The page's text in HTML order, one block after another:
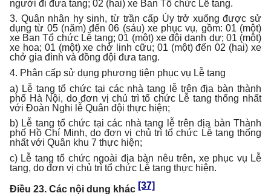
người đi đưa tang; 02 (hai) xe Ban Tổ chức Lễ tang.
3. Quân nhân hy sinh, từ trần cấp Úy trở xuống được sử
dụng từ 05 (năm) đến 06 (sáu) xe phục vụ, gồm: 01 (một)
xe Ban Tổ chức Lễ tang; 01 (một) xe đội danh dự; 01 (một)
xe hoa; 01 (một) xe chở linh cữu; 01 (một) đến 02 (hai) xe
chở gia đình và đồng đội đưa tang.
4. Phân cấp sử dụng phương tiện phục vụ Lễ tang
a) Lễ tang tổ chức tại các nhà tang lễ trên địa bàn thành
phố Hà Nội, do đơn vị chủ trì tổ chức Lễ tang thống nhất
với Đoàn Nghi lễ Quân đội thực hiện;
b) Lễ tang tổ chức tại các nhà tang lễ trên địa bàn Thành
phố Hồ Chí Minh, do đơn vị chủ trì tổ chức Lễ tang thống
nhất với Quân khu 7 thực hiện;
c) Lễ tang tổ chức ngoài địa bàn nêu trên, xe phục vụ Lễ
tang, do đơn vị chủ trì tổ chức Lễ tang thực hiện.
Điều 23. Các nội dung khác [37]